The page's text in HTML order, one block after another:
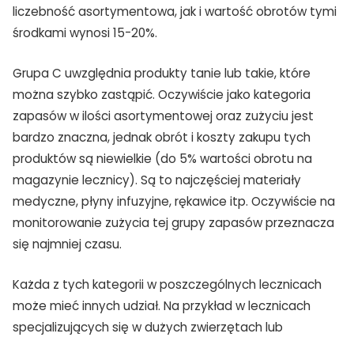
liczebność asortymentowa, jak i wartość obrotów tymi
środkami wynosi 15-20%.
Grupa C uwzględnia produkty tanie lub takie, które
można szybko zastąpić. Oczywiście jako kategoria
zapasów w ilości asortymentowej oraz zużyciu jest
bardzo znaczna, jednak obrót i koszty zakupu tych
produktów są niewielkie (do 5% wartości obrotu na
magazynie lecznicy). Są to najczęściej materiały
medyczne, płyny infuzyjne, rękawice itp. Oczywiście na
monitorowanie zużycia tej grupy zapasów przeznacza
się najmniej czasu.
Każda z tych kategorii w poszczególnych lecznicach
może mieć innych udział. Na przykład w lecznicach
specjalizujących się w dużych zwierzętach lub